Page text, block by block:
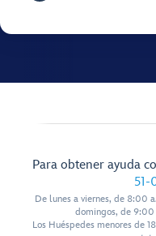
Para obtener ayuda
51-
De lunes a viernes, de 8:00
domingos, de
Los Huéspedes menores de